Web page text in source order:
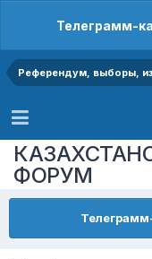
Телеграмм-
Референдум, выборы,
ФОРУМ